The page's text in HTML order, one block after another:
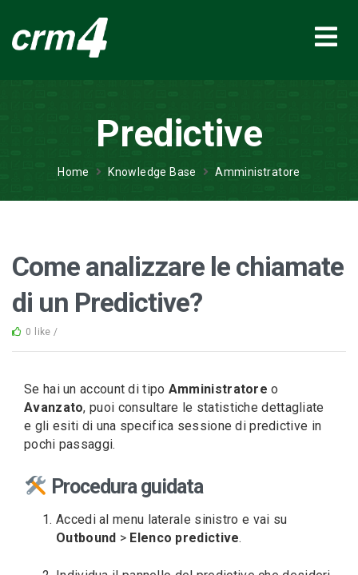
Predictive
Home Knowledge Base Amministratore
Come analizzare le chiamate
di un Predictive?
0 like /
Se hai un account di tipo Amministratore o
Avanzato, puoi consultare le statistiche dettagliate
e gli esiti di una specifica sessione di predictive in
pochi passaggi.
Procedura guidata
Accedi al menu laterale sinistro e vai su
Outbound > Elenco predictive.